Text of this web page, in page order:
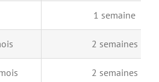
1 semaine
2 semaines
2 semaines